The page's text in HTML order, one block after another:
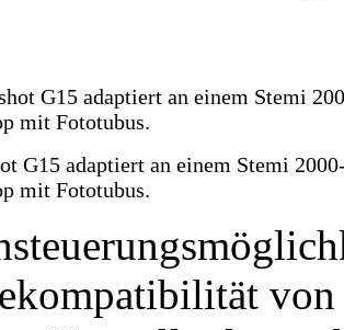
G15 adaptiert an einem Stemi
mit Fototubus.
von